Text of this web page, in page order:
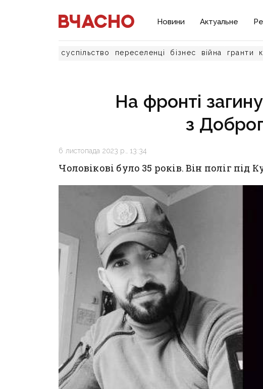
Новини Актуальне
суспільство переселенці бізнес війна гранти
На фронті
з
6 листопада 2023 р., 13:34
Чоловікові було 35 років. Він поліг під